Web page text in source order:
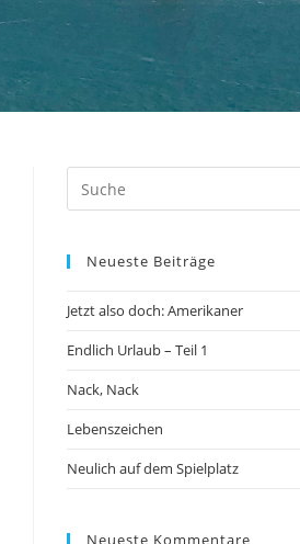
Neueste Beiträge
Jetzt also doch: Amerikaner
Endlich Urlaub – Teil 1
Nack, Nack
Lebenszeichen
Neulich auf dem Spielplatz
Neueste Kommentare